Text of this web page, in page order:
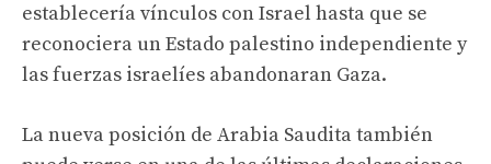
establecería vínculos con Israel hasta que se
reconociera un Estado palestino independiente y
las fuerzas israelíes abandonaran Gaza.
La nueva posición de Arabia Saudita también